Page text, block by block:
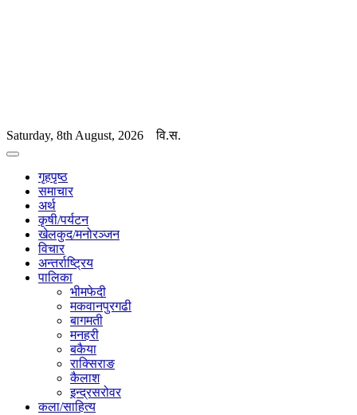
Saturday, 8th August, 2026 वि.स.
गृहपृष्ठ
समाचार
अर्थ
कृषी/पर्यटन
खेलकुद/मनोरञ्जन
विचार
अन्तर्राष्ट्रिय
पालिका
भीमफेदी
मकवानपुरगढी
बागमती
मनहरी
बकैया
राक्सिराङ
कैलाश
इन्द्रसरोवर
कला/साहित्य